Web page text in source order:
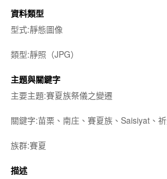
資料類型
型式:靜態圖像
類型:靜照（JPG）
主題與關鍵字
主要主題:賽夏族祭儀之變遷
關鍵字:苗栗、南庄、賽夏族、Saisiyat、
族群:賽夏
描述